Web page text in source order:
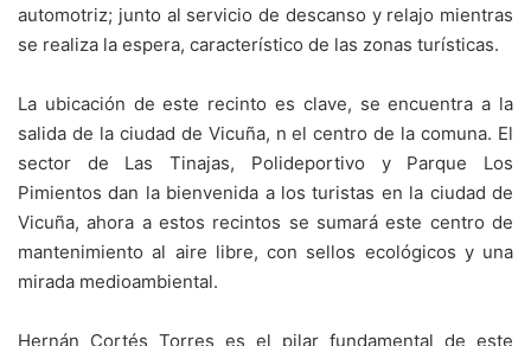
automotriz; junto al servicio de descanso y relajo mientras
se realiza la espera, característico de las zonas turísticas.
La ubicación de este recinto es clave, se encuentra a la
salida de la ciudad de Vicuña, n el centro de la comuna. El
sector de Las Tinajas, Polideportivo y Parque Los
Pimientos dan la bienvenida a los turistas en la ciudad de
Vicuña, ahora a estos recintos se sumará este centro de
mantenimiento al aire libre, con sellos ecológicos y una
mirada medioambiental.
Hernán Cortés Torres es el pilar fundamental de este